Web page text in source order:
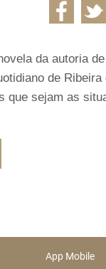
da autoria
de
que sejam as
App Mobile